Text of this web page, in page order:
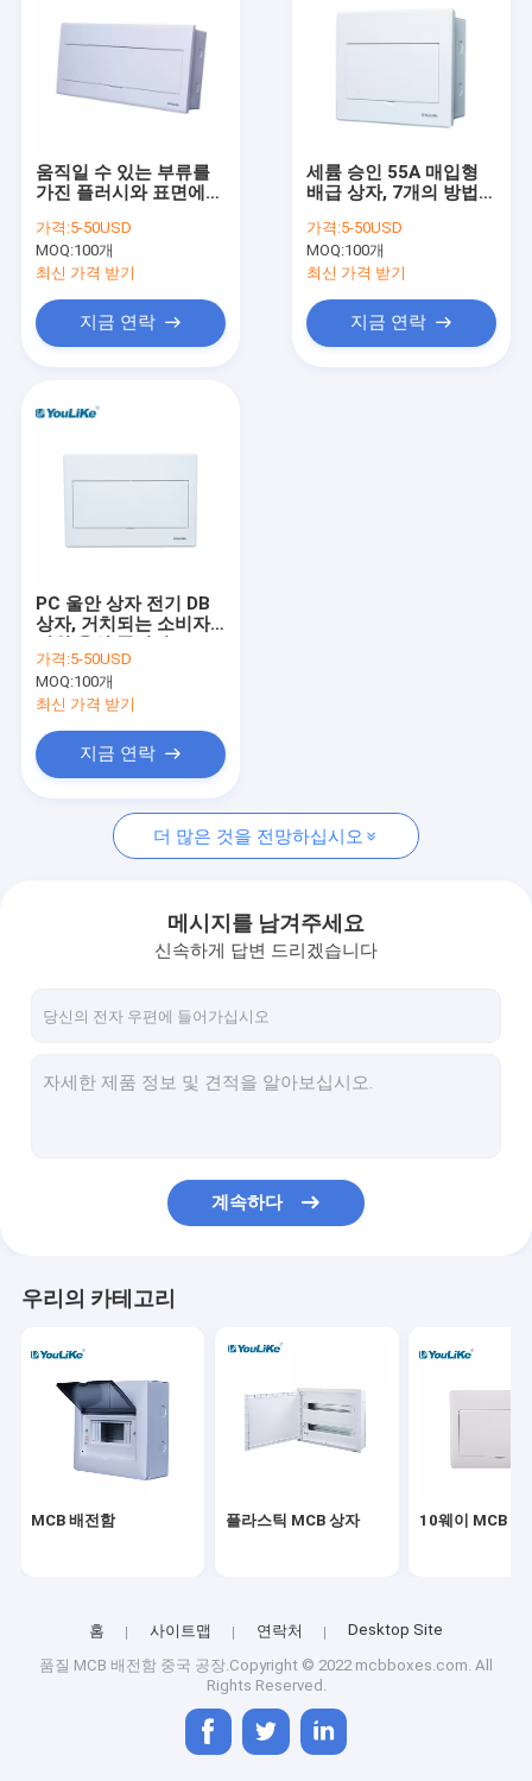
배전반
방수 MCB 상자
멀티미디어 배포 상자
배전반 인클로저
실외 배전반
움직일 수 있는 부류를
가진 플러시와 표면에
법 MCB 상자 플라스틱
가격:5-50USD
MOQ:100개
최신 가격 받기
지금 연락
세륨 승인 55A 매입형
배급 상자, 7개의 방법
가격:5-50USD
MOQ:100개
최신 가격 받기
지금 연락
PC 울안 상자 전기 DB
상자, 거치되는 소비자
가격:5-50USD
MOQ:100개
최신 가격 받기
지금 연락
더 많은 것을 전망하십시오
메시지를 남겨주세요
신속하게 답변 드리겠습니다
계속하다
우리의 카테고리
MCB 배전함 플라스틱 MCB 상자 10웨이 MCB 박
홈 사이트맵 연락처 Desktop Site
품질 MCB 배전함 중국 공장.Copyright © 2022 mcbboxes.com. All
Rights Reserved.